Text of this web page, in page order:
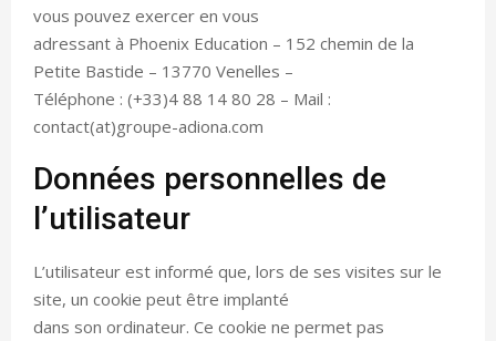
vous pouvez exercer en vous
adressant à Phoenix Education – 152 chemin de la
Petite Bastide – 13770 Venelles –
Téléphone : (+33)4 88 14 80 28 – Mail :
contact(at)groupe-adiona.com
Données personnelles de
l’utilisateur
L’utilisateur est informé que, lors de ses visites sur le
site, un cookie peut être implanté
dans son ordinateur. Ce cookie ne permet pas